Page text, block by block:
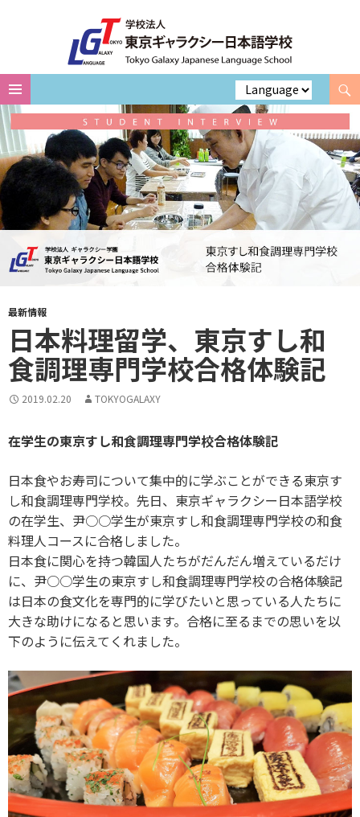
Search
Skip
to
content
最新情報
日本料理留学、東京すし和
食調理専門学校合格体験記
2019.02.20 TOKYOGALAXY
在学生の東京すし和食調理専門学校合格体験記
日本食やお寿司について集中的に学ぶことができる東京す
し和食調理専門学校。先日、東京ギャラクシー日本語学校
の在学生、尹○○学生が東京すし和食調理専門学校の和食
料理人コースに合格しました。
日本食に関心を持つ韓国人たちがだんだん増えているだけ
に、尹○○学生の東京すし和食調理専門学校の合格体験記
は日本の食文化を専門的に学びたいと思っている人たちに
大きな助けになると思います。合格に至るまでの思いを以
下のように伝えてくれました。